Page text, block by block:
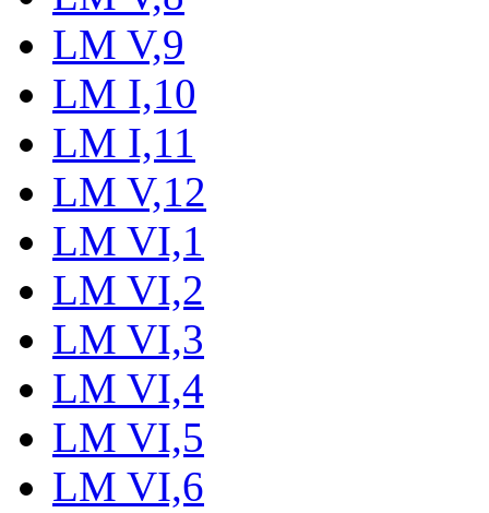
LM V,9
LM I,10
LM I,11
LM V,12
LM VI,1
LM VI,2
LM VI,3
LM VI,4
LM VI,5
LM VI,6